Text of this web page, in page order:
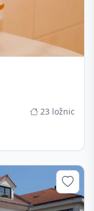
23 ložnic